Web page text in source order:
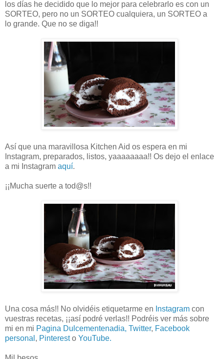
los días he decidido que lo mejor para celebrarlo es con un
SORTEO, pero no un SORTEO cualquiera, un SORTEO a
lo grande. Que no se diga!!
Así que una maravillosa Kitchen Aid os espera en mi
Instagram, preparados, listos, yaaaaaaaa!! Os dejo el enlace
a mi Instagram aquí.
¡¡Mucha suerte a tod@s!!
Una cosa más!! No olvidéis etiquetarme en Instagram con
vuestras recetas, ¡¡así podré verlas!! Podréis ver más sobre
mi en mi Pagina Dulcementenadia, Twitter, Facebook
personal , Pinteresto YouTube.